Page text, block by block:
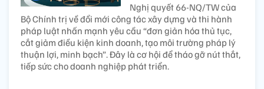
Nghị quyết 66-NQ/TW của
Bộ Chính trị về đổi mới công tác xây dựng và thi hành
pháp luật nhấn mạnh yêu cầu “đơn giản hóa thủ tục,
cắt giảm điều kiện kinh doanh, tạo môi trường pháp lý
thuận lợi, minh bạch”. Đây là cơ hội để tháo gỡ nút thắt,
tiếp sức cho doanh nghiệp phát triển.